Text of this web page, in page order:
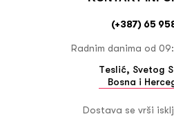
(+387) 65
Radnim danima od
Teslić, Svetog
Bosna i
Dostava se vrši